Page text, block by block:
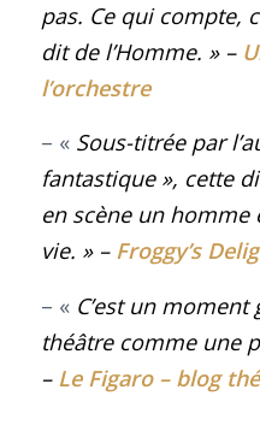
pas. Ce qui compte,
dit de l’Homme. » –
l’orchestre
– « Sous-titrée par
fantastique », cette
en scène un homme
vie. » – Froggy’s
– « C’est un
théâtre comme une
– Le Figaro – blog